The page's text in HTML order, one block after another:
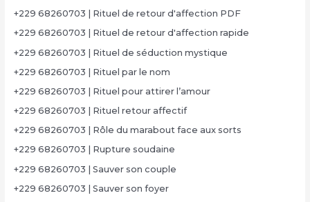
+229 68260703 | Rituel de retour d'affection PDF
+229 68260703 | Rituel de retour d'affection rapide
+229 68260703 | Rituel de séduction mystique
+229 68260703 | Rituel par le nom
+229 68260703 | Rituel pour attirer l’amour
+229 68260703 | Rituel retour affectif
+229 68260703 | Rôle du marabout face aux sorts
+229 68260703 | Rupture soudaine
+229 68260703 | Sauver son couple
+229 68260703 | Sauver son foyer